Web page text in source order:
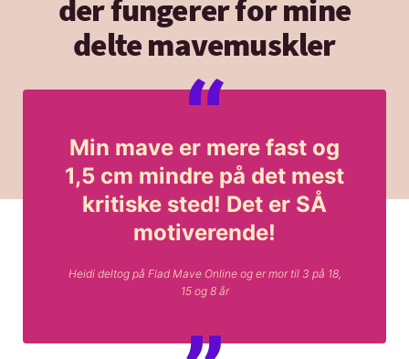
der fungerer for mine
delte mavemuskler
Min mave er mere fast og
1,5 cm mindre på det mest
kritiske sted! Det er SÅ
motiverende!
Heidi deltog på Flad Mave Online og er mor til 3 på 18,
15 og 8 år